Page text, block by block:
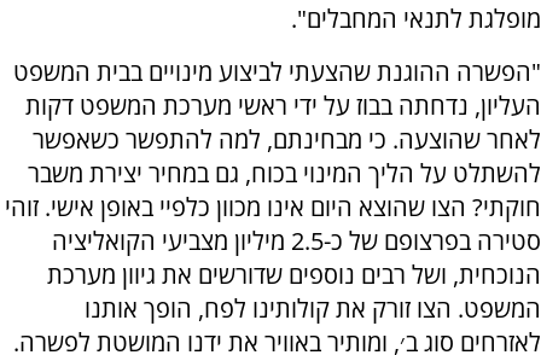
מופלגת לתנאי המחבלים".
"הפשרה ההוגנת שהצעתי לביצוע מינויים בבית המשפט
העליון, נדחתה בבוז על ידי ראשי מערכת המשפט דקות
לאחר שהוצעה. כי מבחינתם, למה להתפשר כשאפשר
להשתלט על הליך המינוי בכוח, גם במחיר יצירת משבר
חוקתי? הצו שהוצא היום אינו מכוון כלפיי באופן אישי. זוהי
סטירה בפרצופם של כ-2.5 מיליון מצביעי הקואליציה
הנוכחית, ושל רבים נוספים שדורשים את גיוון מערכת
המשפט. הצו זורק את קולותינו לפח, הופך אותנו
לאזרחים סוג ב׳, ומותיר באוויר את ידנו המושטת לפשרה.